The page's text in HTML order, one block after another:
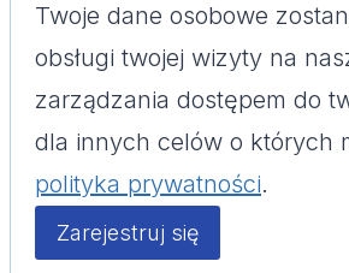
a
n
Twoje dane osobowe
obsługi twojej wizyty na
zarządzania dostępem do
dla innych celów o których
polityka prywatności.
Zarejestruj się